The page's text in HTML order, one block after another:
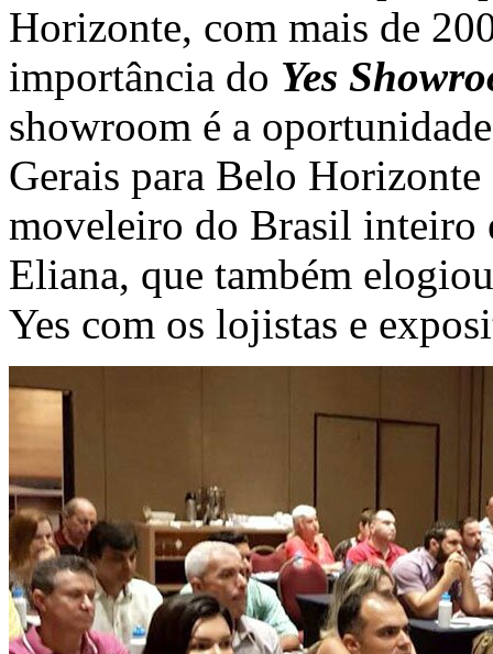
Horizonte, com mais de
importância do Yes
showroom é a
Gerais para Belo
moveleiro do Brasil inteiro
Eliana, que também
Yes com os lojistas e